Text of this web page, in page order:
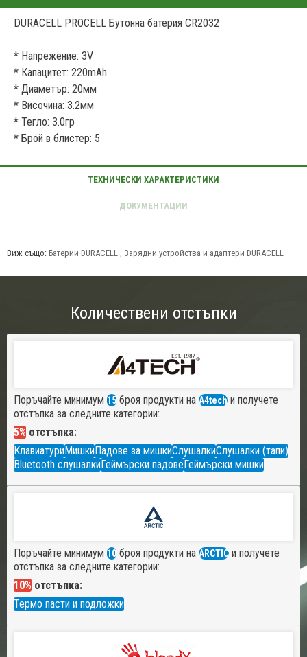
DURACELL PROCELL Бутонна батерия CR2032
* Напрежение: 3V
* Капацитет: 220mAh
* Диаметър: 20мм
* Височина: 3.2мм
* Тегло: 3.0гр
* Брой в блистер: 5
Виж също: Батерии DURACELL Зарядни устройства и адаптери DURACELL
Количествени отстъпки
Поръчайте минимум 15 броя продукти на A4tech и получете
отстъпка за следните категории:
5% отстъпка:
КлавиатуриМишкиПадове за мишкиСлушалкиСлушалки (тапи)
Bluetooth слушалкиГеймърски падовеГеймърски мишки
Поръчайте минимум 10 броя продукти на ARCTIC и получете
отстъпка за следните категории:
10% отстъпка:
Термо пасти и подложки